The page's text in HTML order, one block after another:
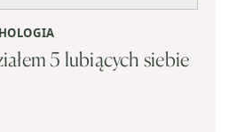
5 lubiących siebie